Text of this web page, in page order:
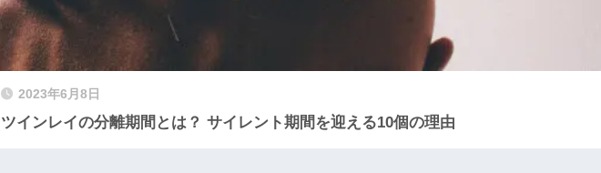
2023年6月8日
ツインレイの分離期間とは？ サイレント期間を迎える10個の理由